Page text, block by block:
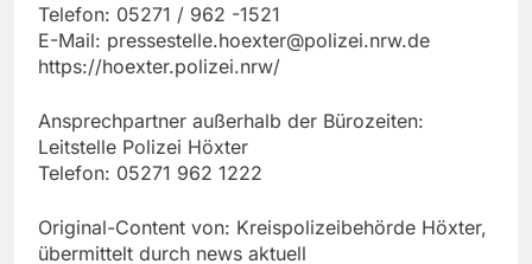
Telefon: 05271 / 962 -1521
E-Mail: pressestelle.hoexter@polizei.nrw.de
https://hoexter.polizei.nrw/
Ansprechpartner außerhalb der Bürozeiten:
Leitstelle Polizei Höxter
Telefon: 05271 962 1222
Original-Content von: Kreispolizeibehörde Höxter,
übermittelt durch news aktuell